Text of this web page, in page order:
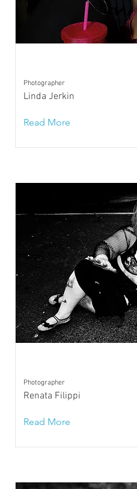
Photographer
Linda Jerkin
Read More
Photographer
Renata Filippi
Read More